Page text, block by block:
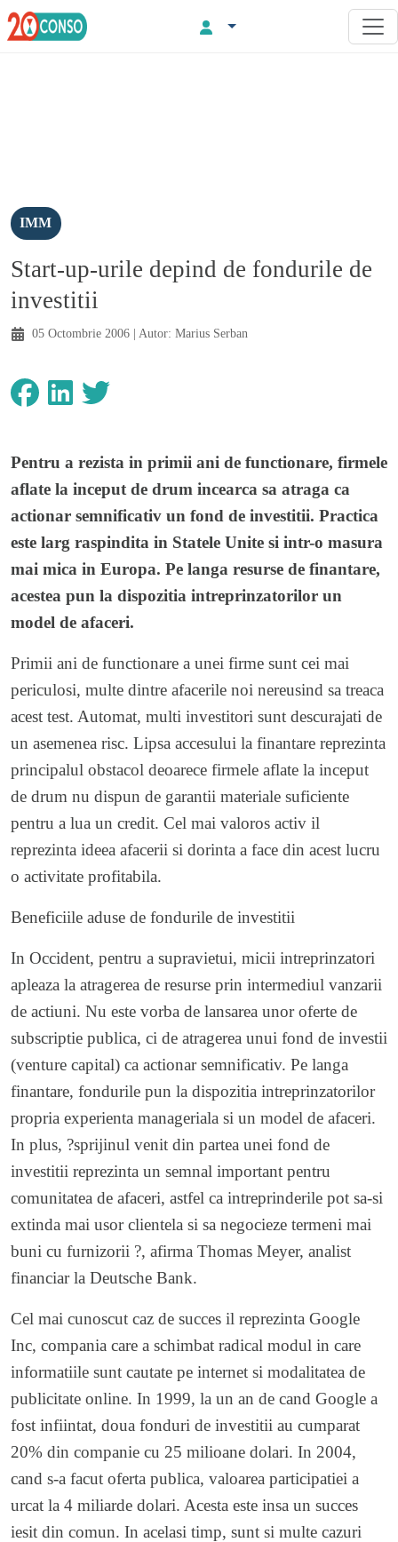
IMM
Start-up-urile depind de fondurile de
investitii
05 Octombrie 2006 | Autor: Marius Serban
Pentru a rezista in primii ani de functionare, firmele
aflate la inceput de drum incearca sa atraga ca
actionar semnificativ un fond de investitii. Practica
este larg raspindita in Statele Unite si intr-o masura
mai mica in Europa. Pe langa resurse de finantare,
acestea pun la dispozitia intreprinzatorilor un
model de afaceri.
Primii ani de functionare a unei firme sunt cei mai
periculosi, multe dintre afacerile noi nereusind sa treaca
acest test. Automat, multi investitori sunt descurajati de
un asemenea risc. Lipsa accesului la finantare reprezinta
principalul obstacol deoarece firmele aflate la inceput
de drum nu dispun de garantii materiale suficiente
pentru a lua un credit. Cel mai valoros activ il
reprezinta ideea afacerii si dorinta a face din acest lucru
o activitate profitabila.
Beneficiile aduse de fondurile de investitii
In Occident, pentru a supravietui, micii intreprinzatori
apleaza la atragerea de resurse prin intermediul vanzarii
de actiuni. Nu este vorba de lansarea unor oferte de
subscriptie publica, ci de atragerea unui fond de investii
(venture capital) ca actionar semnificativ. Pe langa
finantare, fondurile pun la dispozitia intreprinzatorilor
propria experienta manageriala si un model de afaceri.
In plus, ?sprijinul venit din partea unei fond de
investitii reprezinta un semnal important pentru
comunitatea de afaceri, astfel ca intreprinderile pot sa-si
extinda mai usor clientela si sa negocieze termeni mai
buni cu furnizorii ?, afirma Thomas Meyer, analist
financiar la Deutsche Bank.
Cel mai cunoscut caz de succes il reprezinta Google
Inc, compania care a schimbat radical modul in care
informatiile sunt cautate pe internet si modalitatea de
publicitate online. In 1999, la un an de cand Google a
fost infiintat, doua fonduri de investitii au cumparat
20% din companie cu 25 milioane dolari. In 2004,
cand s-a facut oferta publica, valoarea participatiei a
urcat la 4 miliarde dolari. Acesta este insa un succes
iesit din comun. In acelasi timp, sunt si multe cazuri